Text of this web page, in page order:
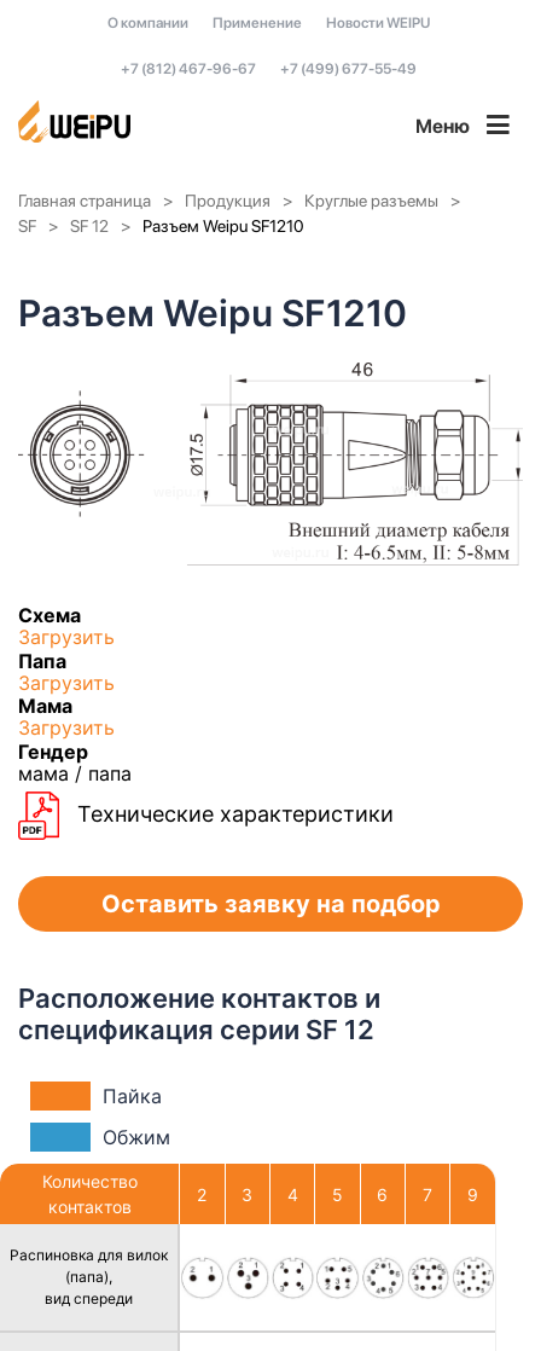
О компании Применение Новости WEIPU
+7 (812) 467-96-67 +7 (499) 677-55-49
Меню
Главная страница Продукция
Круглые разъемы
SF
SF 12 Разъем Weipu SF1210
Разъем Weipu SF1210
Схема
Загрузить
Папа
Загрузить
Мама
Загрузить
Гендер
мама / папа
Технические характеристики
Оставить заявку на подбор
Расположение контактов и
спецификация серии SF 12
Пайка
Обжим
Количество
контактов
Распиновка для вилок
(папа),
вид спереди
2 3 4 5 6 7 9